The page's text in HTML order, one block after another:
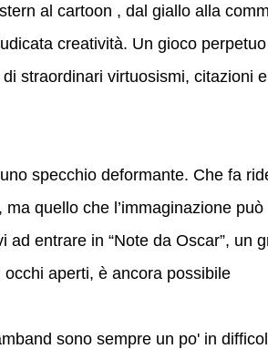
al cartoon , dal giallo alla
creatività. Un gioco
straordinari virtuosismi, citazioni
specchio deformante. Che fa
quello che l’immaginazione può
entrare in “Note da Oscar”, un
aperti, è ancora possibile
sono sempre un po' in